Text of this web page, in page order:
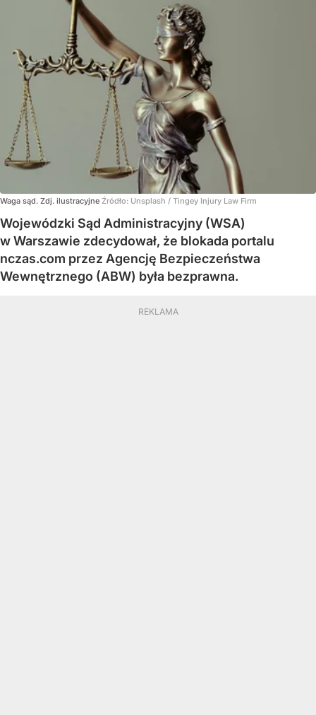
Waga sąd. Zdj. ilustracyjne Źródło: Unsplash / Tingey Injury Law Firm
Wojewódzki Sąd Administracyjny (WSA)
w Warszawie zdecydował, że blokada portalu
nczas.com przez Agencję Bezpieczeństwa
Wewnętrznego (ABW) była bezprawna.